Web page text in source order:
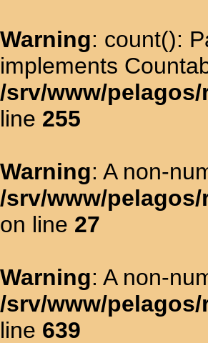
Warning: count():
implements
/srv/www/
line 255
Warning: A non-
/srv/www/
on line 27
Warning: A non-
/srv/www/
line 639